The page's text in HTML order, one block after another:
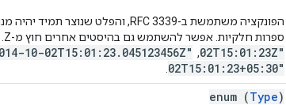
ספרות חלקיות. אפשר להשתמש גם בהיסטים אחרים חוץ מ-Z. דוגמאות:
02T15:01:23Z"
, ‏
10-02T15:01:23.045123456Z"
02T15:01:23+05:30"
enum (Type)